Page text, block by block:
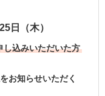
日（木）
し込みいただいた方
お知らせいただく